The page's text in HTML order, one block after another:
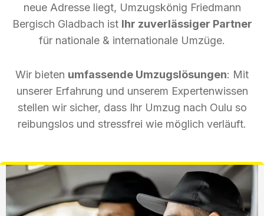
neue Adresse liegt, Umzugskönig Friedmann
Bergisch Gladbach ist Ihr zuverlässiger Partner
für nationale & internationale Umzüge.
Wir bieten umfassende Umzugslösungen: Mit
unserer Erfahrung und unserem Expertenwissen
stellen wir sicher, dass Ihr Umzug nach Oulu so
reibungslos und stressfrei wie möglich verläuft.